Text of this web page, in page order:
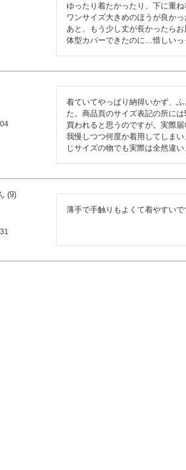
ゆったり着たかったり、下に重
ワンサイズ大きめのほうが良かっ
あと、もう少し丈が長かったら
体型カバーできたのに…惜しいっ
着ていてやっぱり納得いかず、
た。商品頁のサイズ表記の所に
買われると思うのですが。実際
我慢しつつ何度か着用してしま
じサイズの物でも実際は全然違
9
薄手で手触りもよくて着やすい